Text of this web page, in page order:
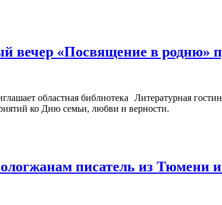
вечер «Посвящение в родню»
Литературная
ко Дню семьи, любви и верности.
писатель из Тюмени